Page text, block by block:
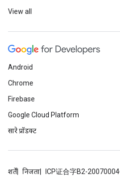
View all
Android
Chrome
Firebase
Google Cloud Platform
सारे प्रॉडक्ट
शर्तें निजता ICP证合字B2-